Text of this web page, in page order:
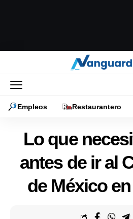
Empleos Restaurantero
Lo que
antes de ir al
de México